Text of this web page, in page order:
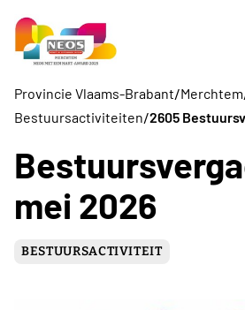
Provincie Vlaams-Brabant/Merchtem
Bestuursactiviteiten/2605
mei 2026
BESTUURSACTIVITEIT